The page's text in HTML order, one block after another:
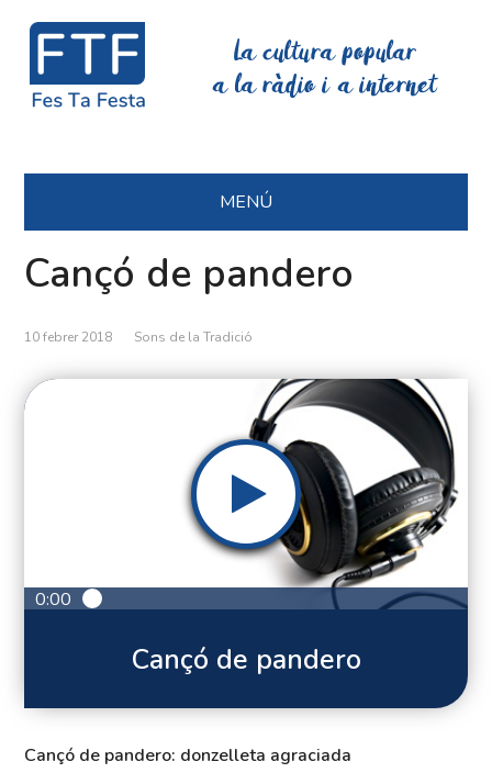
La cultura popular
a la ràdio i a internet
MENÚ
Cançó de pandero
10 febrer 2018 Sons de la Tradició
0:00
Cançó de pandero
Cançó de pandero: donzelleta agraciada